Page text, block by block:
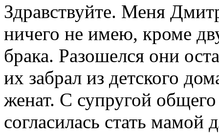
Здравствуйте. Меня
ничего не имею, кроме
брака. Разошелся они
их забрал из детского
женат. С супругой
согласилась стать